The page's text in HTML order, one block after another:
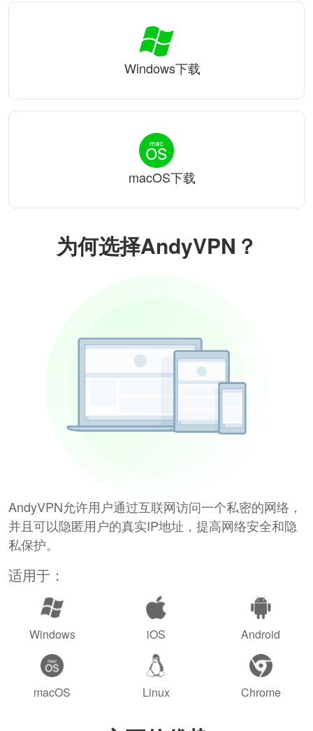
为何选择AndyVPN？
AndyVPN允许用户通过互联网访问一个私密的网络，
并且可以隐匿用户的真实IP地址，提高网络安全和隐
私保护。
适用于：
Windows iOS Android
macOS Linux Chrome
Windows下载
macOS下载